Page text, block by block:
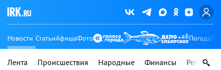
Новости СтатьиАфишаФото Погода
Лента Происшествия Народные Финансы Регионы